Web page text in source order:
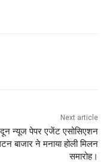
Next article
दून न्यूज पेपर एजेंट एसोसिएशन
बाजार ने मनाया होली मिलन
समारोह।